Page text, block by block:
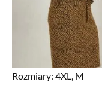
Rozmiary: 4XL, M